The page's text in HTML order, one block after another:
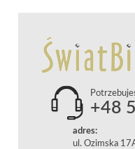
+48
adres:
ul. Ozimska